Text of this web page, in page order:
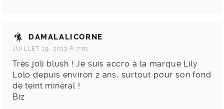
DAMALALICORNE
JUILLET 19, 2013 À 7:01
Très joli blush ! Je suis accro à la marque Lily
Lolo depuis environ 2 ans, surtout pour son fond
de teint minéral !
Biz